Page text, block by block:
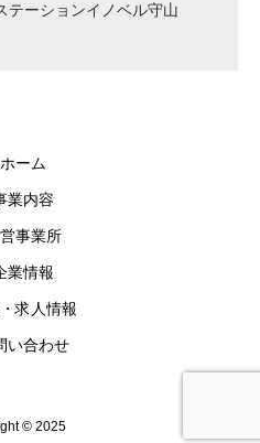
テーションイノベル守山
ーム
業内容
事業所
業情報
求人情報
い合わせ
© 2025